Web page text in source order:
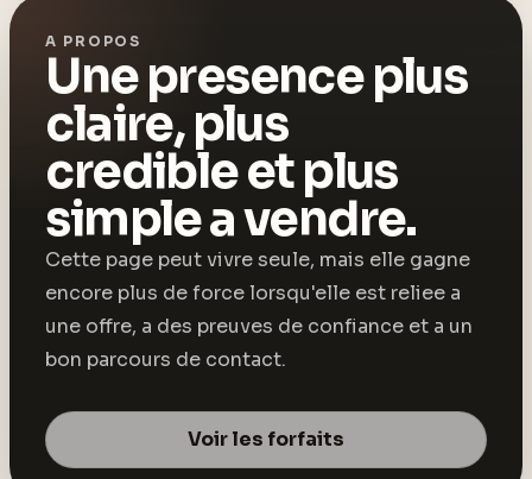
A PROPOS
Une presence plus
claire, plus
credible et plus
simple a vendre.
Cette page peut vivre seule, mais elle gagne
encore plus de force lorsqu'elle est reliee a
une offre, a des preuves de confiance et a un
bon parcours de contact.
Voir les forfaits